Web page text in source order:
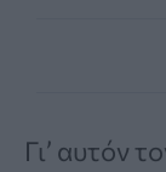
Γι’ αυτόν